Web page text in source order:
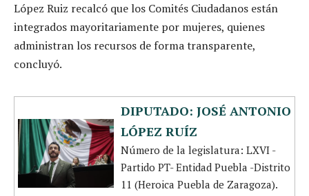
López Ruiz recalcó que los Comités Ciudadanos están
integrados mayoritariamente por mujeres, quienes
administran los recursos de forma transparente,
concluyó.
DIPUTADO: JOSÉ ANTONIO
LÓPEZ RUÍZ
Número de la legislatura: LXVI -
Partido PT- Entidad Puebla -Distrito
11 (Heroica Puebla de Zaragoza).